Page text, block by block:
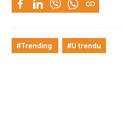
#Trending #U trendu